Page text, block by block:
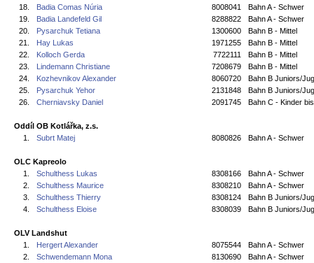
18.
Badia Comas Núria 8008041
Bahn A - Schwer
19.
Badia Landefeld Gil 8288822
Bahn A - Schwer
20.
Pysarchuk Tetiana 1300600
Bahn B - Mittel
21.
Hay Lukas 1971255
Bahn B - Mittel
22.
Kolloch Gerda 7722111
Bahn B - Mittel
23.
Lindemann Christiane 7208679
Bahn B - Mittel
24.
Kozhevnikov Alexander 8060720
Bahn B Juniors/
25.
Pysarchuk Yehor 2131848
Bahn B Juniors/
26.
Cherniavsky Daniel 2091745 Bahn C - Kinder
Oddíl OB Kotlářka, z.s.
1.
Subrt Matej 8080826 Bahn A - Schwer
OLC Kapreolo
1.
Schulthess Lukas 8308166
Bahn A - Schwer
2.
Schulthess Maurice 8308210
Bahn A - Schwer
3.
Schulthess Thierry 8308124
Bahn B Juniors/
4.
Schulthess Eloise 8308039 Bahn B Juniors/
OLV Landshut
1.
Hergert Alexander 8075544
Bahn A - Schwer
2.
Schwendemann Mona 8130690
Bahn A - Schwer